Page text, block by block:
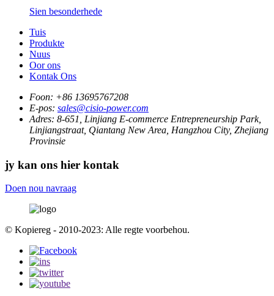
Sien besonderhede
Tuis
Produkte
Nuus
Oor ons
Kontak Ons
Foon: +86 13695767208
E-pos: sales@cisio-power.com
Adres: 8-651, Linjiang E-commerce Entrepreneurship Park,
Linjiangstraat, Qiantang New Area, Hangzhou City, Zhejiang
Provinsie
jy kan ons hier kontak
Doen nou navraag
© Kopiereg - 2010-2023: Alle regte voorbehou.